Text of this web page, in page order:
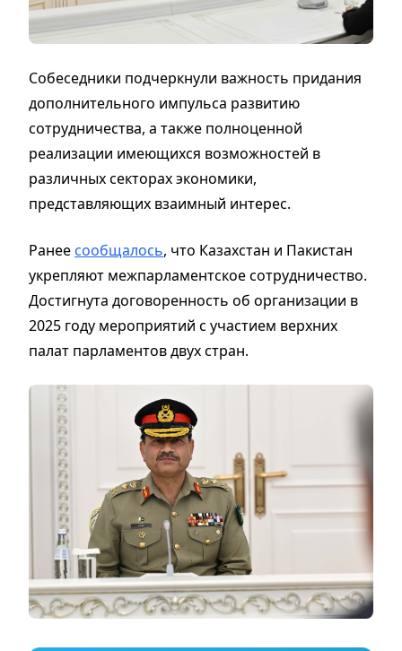
Собеседники подчеркнули важность придания
дополнительного импульса развитию
сотрудничества, а также полноценной
реализации имеющихся возможностей в
различных секторах экономики,
представляющих взаимный интерес.
Ранее сообщалось, что Казахстан и Пакистан
укрепляют межпарламентское сотрудничество.
Достигнута договоренность об организации в
2025 году мероприятий с участием верхних
палат парламентов двух стран.